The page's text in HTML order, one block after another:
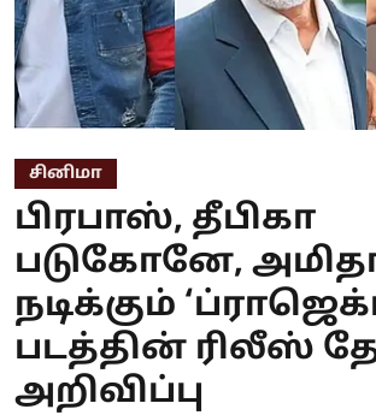
சினிமா
பிரபாஸ், தீபிகா
படுகோனே,
நடிக்கும்
படத்தின் ரிலீஸ்
அறிவிப்பு